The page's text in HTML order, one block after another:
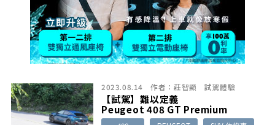
2023.08.14 作者： 莊智顯 試駕體驗
【試駕】難以定義
Peugeot 408 GT Premium